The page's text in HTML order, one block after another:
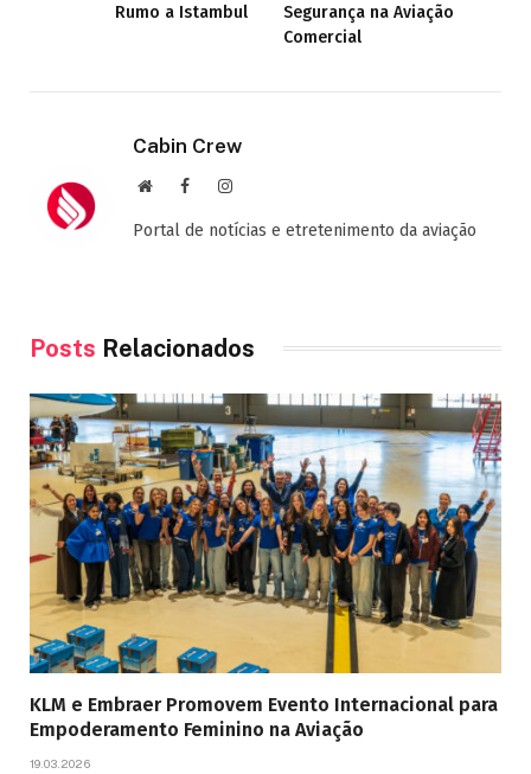
Rumo a Istambul
Segurança na Aviação
Comercial
Cabin Crew
Site FacebookInstagram
Portal de notícias e etretenimento da aviação
Posts Relacionados
KLM e Embraer Promovem Evento Internacional para
Empoderamento Feminino na Aviação
19.03.2026